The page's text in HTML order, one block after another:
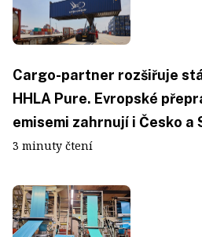
Cargo-partner rozšiřuje
HHLA Pure. Evropské
emisemi zahrnují i Česko a
3 minuty čtení